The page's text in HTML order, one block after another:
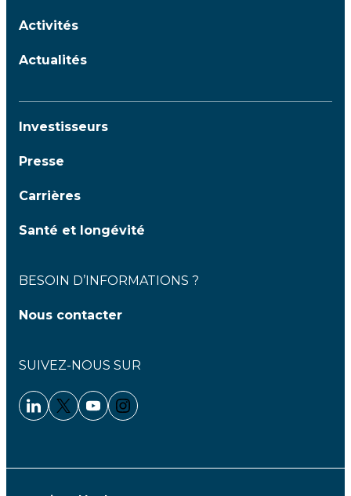
Activités
Actualités
Investisseurs
Presse
Carrières
Santé et longévité
BESOIN D’INFORMATIONS ?
Nous contacter
SUIVEZ-NOUS SUR
Linkedin - Clariane
Twitter - Clariane
Youtube - Clariane
Instagram - Clariane